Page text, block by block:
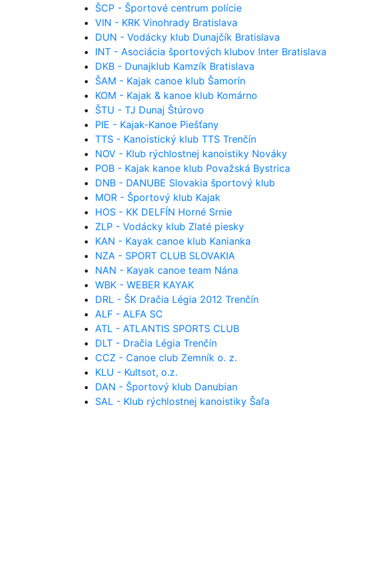
ŠCP - Športové centrum polície
VIN - KRK Vinohrady Bratislava
DUN - Vodácky klub Dunajčík Bratislava
INT - Asociácia športových klubov Inter Bratislava
DKB - Dunajklub Kamzík Bratislava
ŠAM - Kajak canoe klub Šamorín
KOM - Kajak & kanoe klub Komárno
ŠTU - TJ Dunaj Štúrovo
PIE - Kajak-Kanoe Piešťany
TTS - Kanoistický klub TTS Trenčín
NOV - Klub rýchlostnej kanoistiky Nováky
POB - Kajak kanoe klub Považská Bystrica
DNB - DANUBE Slovakia športový klub
MOR - Športový klub Kajak
HOS - KK DELFÍN Horné Srnie
ZLP - Vodácky klub Zlaté piesky
KAN - Kayak canoe klub Kanianka
NZA - SPORT CLUB SLOVAKIA
NAN - Kayak canoe team Nána
WBK - WEBER KAYAK
DRL - ŠK Dračia Légia 2012 Trenčín
ALF - ALFA SC
ATL - ATLANTIS SPORTS CLUB
DLT - Dračia Légia Trenčín
CCZ - Canoe club Zemník o. z.
KLU - Kultsot, o.z.
DAN - Športový klub Danubian
SAL - Klub rýchlostnej kanoistiky Šaľa